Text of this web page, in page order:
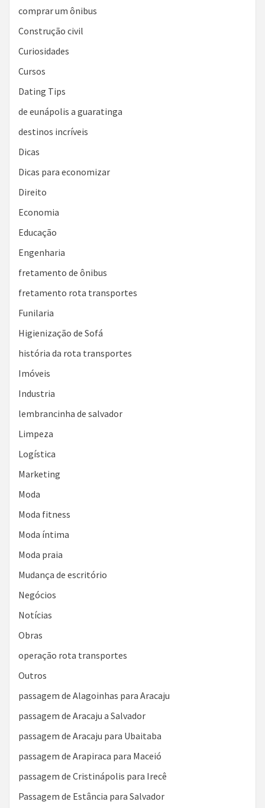
comprar um ônibus
Construção civil
Curiosidades
Cursos
Dating Tips
de eunápolis a guaratinga
destinos incríveis
Dicas
Dicas para economizar
Direito
Economia
Educação
Engenharia
fretamento de ônibus
fretamento rota transportes
Funilaria
Higienização de Sofá
história da rota transportes
Imóveis
Industria
lembrancinha de salvador
Limpeza
Logística
Marketing
Moda
Moda fitness
Moda íntima
Moda praia
Mudança de escritório
Negócios
Notícias
Obras
operação rota transportes
Outros
passagem de Alagoinhas para Aracaju
passagem de Aracaju a Salvador
passagem de Aracaju para Ubaitaba
passagem de Arapiraca para Maceió
passagem de Cristinápolis para Irecê
Passagem de Estância para Salvador